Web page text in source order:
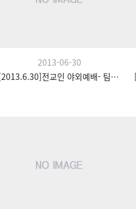
2013-06-30
[2013.6.30]전교인 야외예배- 팀수양관